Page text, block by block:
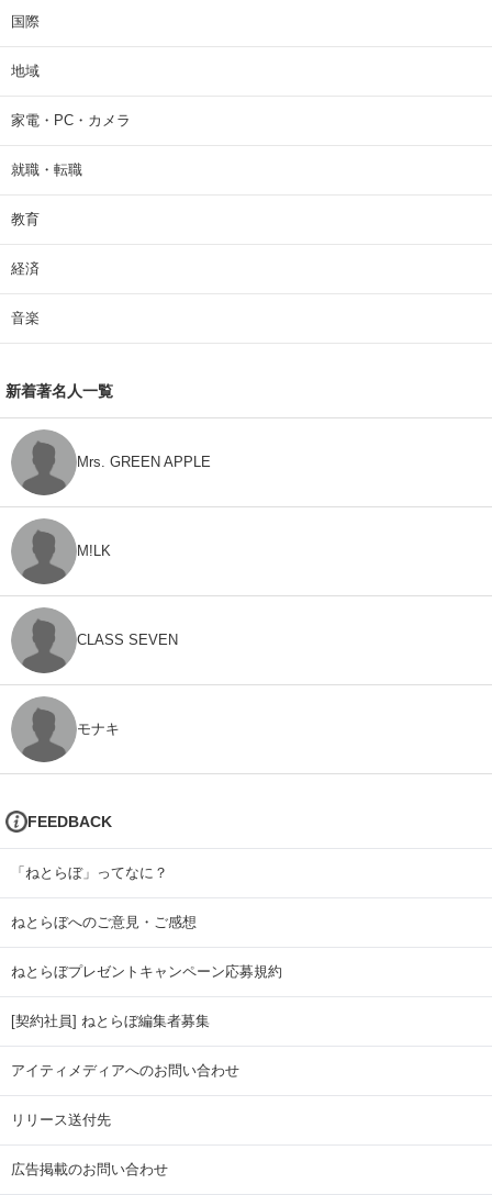
国際
地域
家電・PC・カメラ
就職・転職
教育
経済
音楽
新着著名人一覧
Mrs. GREEN APPLE
M!LK
CLASS SEVEN
モナキ
FEEDBACK
「ねとらぼ」ってなに？
ねとらぼへのご意見・ご感想
ねとらぼプレゼントキャンペーン応募規約
[契約社員] ねとらぼ編集者募集
アイティメディアへのお問い合わせ
リリース送付先
広告掲載のお問い合わせ